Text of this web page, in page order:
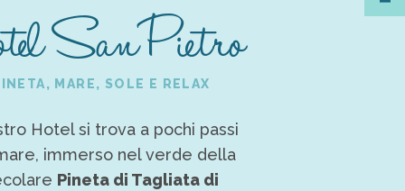
San Pietro
MARE, SOLE E RELAX
Hotel si trova a pochi passi
immerso nel verde della
Pineta di Tagliata di